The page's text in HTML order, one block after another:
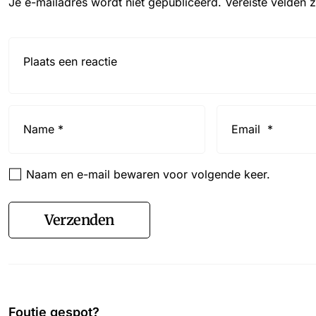
Naam en e-mail bewaren voor volgende keer.
Verzenden
Foutje gespot?